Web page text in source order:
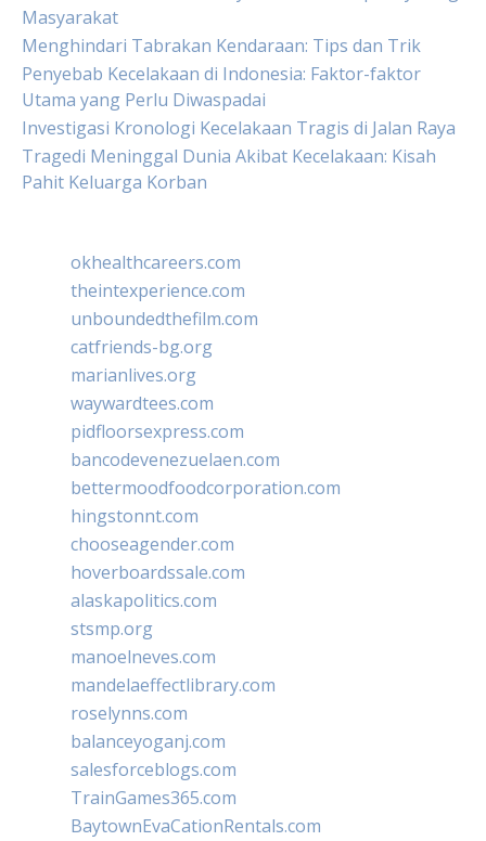
Masyarakat
Menghindari Tabrakan Kendaraan: Tips dan Trik
Penyebab Kecelakaan di Indonesia: Faktor-faktor
Utama yang Perlu Diwaspadai
Investigasi Kronologi Kecelakaan Tragis di Jalan Raya
Tragedi Meninggal Dunia Akibat Kecelakaan: Kisah
Pahit Keluarga Korban
okhealthcareers.com
theintexperience.com
unboundedthefilm.com
catfriends-bg.org
marianlives.org
waywardtees.com
pidfloorsexpress.com
bancodevenezuelaen.com
bettermoodfoodcorporation.com
hingstonnt.com
chooseagender.com
hoverboardssale.com
alaskapolitics.com
stsmp.org
manoelneves.com
mandelaeffectlibrary.com
roselynns.com
balanceyoganj.com
salesforceblogs.com
TrainGames365.com
BaytownEvaCationRentals.com